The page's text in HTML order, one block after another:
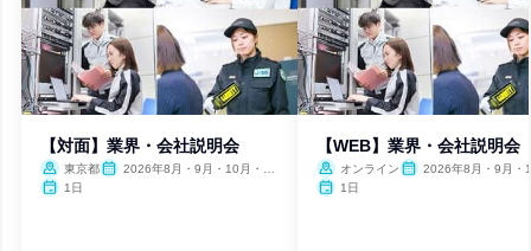
【対面】業界・会社説明会
東京都
2026年8月・9月・10月・11
1日
【WEB】業界・会社説明会
オンライン
2026年8月・9月・
1日